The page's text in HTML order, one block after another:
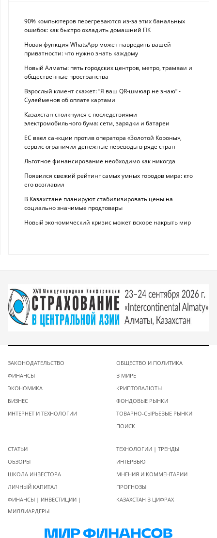
90% компьютеров перегреваются из-за этих банальных
ошибок: как быстро охладить домашний ПК
Новая функция WhatsApp может навредить вашей
приватности: что нужно знать каждому
Новый Алматы: пять городских центров, метро, трамваи и
общественные пространства
Взрослый клиент скажет: “Я ваш QR-шмюар не знаю“ -
Сулейменов об оплате картами
Казахстан столкнулся с последствиями
электромобильного бума: сети, зарядки и батареи
ЕС ввел санкции против оператора «Золотой Короны»,
сервис ограничил денежные переводы в ряде стран
Льготное финансирование необходимо как никогда
Появился свежий рейтинг самых умных городов мира: кто
его возглавил
В Казахстане планируют стабилизировать цены на
социально значимые продтовары
Новый экономический кризис может вскоре накрыть мир
ЗАКОНОДАТЕЛЬСТВО
ФИНАНСЫ
ЭКОНОМИКА
БИЗНЕС
ИНТЕРНЕТ И ТЕХНОЛОГИИ
ОБЩЕСТВО И ПОЛИТИКА
В МИРЕ
КРИПТОВАЛЮТЫ
ФОНДОВЫЕ РЫНКИ
ТОВАРНО-СЫРЬЕВЫЕ РЫНКИ
ПОИСК
СТАТЬИ
ОБЗОРЫ
ШКОЛА ИНВЕСТОРА
ЛИЧНЫЙ КАПИТАЛ
ФИНАНСЫ | ИНВЕСТИЦИИ |
МИЛЛИАРДЕРЫ
ТЕХНОЛОГИИ | ТРЕНДЫ
ИНТЕРВЬЮ
МНЕНИЯ И КОММЕНТАРИИ
ПРОГНОЗЫ
КАЗАХСТАН В ЦИФРАХ